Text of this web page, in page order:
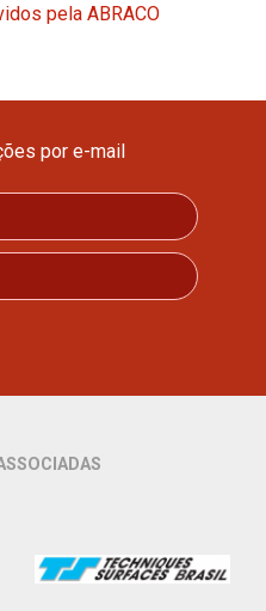
pela ABRACO
por e-mail